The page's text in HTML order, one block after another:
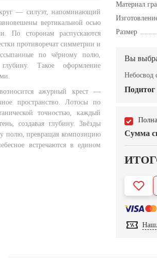
— силуэт, напоминающий
вертикальной осью
По сторонам распускаются
противоречат симметрии и
по чёрному полю,
Такое оформление
ажурный крест —
пространство. Лотосы по
точностью, каждый
создавая глубину. Звёзды
полю, превращая композицию
встречаются в едином
Материал
Размер
Вы
Небосвод
Подитог
Сумма